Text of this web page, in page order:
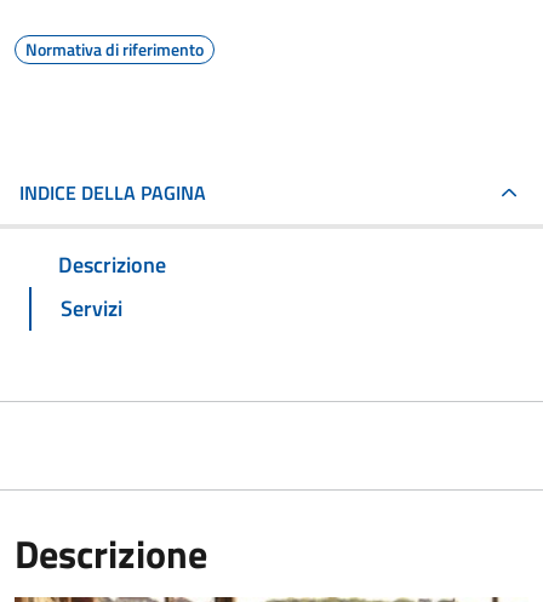
Normativa di riferimento
INDICE DELLA PAGINA
Descrizione
Servizi
Descrizione